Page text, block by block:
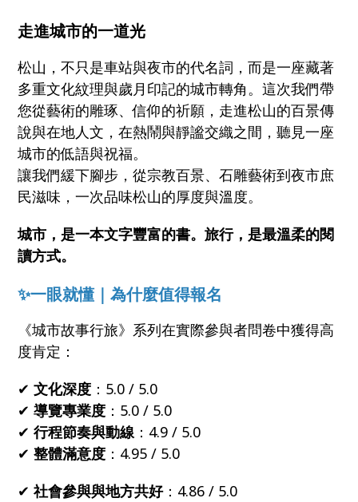
走進城市的一道光
松山，不只是車站與夜市的代名詞，而是一座藏著
多重文化紋理與歲月印記的城市轉角。這次我們帶
您從藝術的雕琢、信仰的祈願，走進松山的百景傳
說與在地人文，在熱鬧與靜謐交織之間，聽見一座
城市的低語與祝福。
讓我們緩下腳步，從宗教百景、石雕藝術到夜市庶
民滋味，一次品味松山的厚度與溫度。
城市，是一本文字豐富的書。旅行，是最溫柔的閱
讀方式。
✨一眼就懂｜為什麼值得報名
《城市故事行旅》系列在實際參與者問卷中獲得高
度肯定：
✔文化深度 ：5.0 / 5.0
✔導覽專業度 ：5.0 / 5.0
✔行程節奏與動線：4.9 / 5.0
✔整體滿意度 ：4.95 / 5.0
✔社會參與與地方共好：4.86 / 5.0